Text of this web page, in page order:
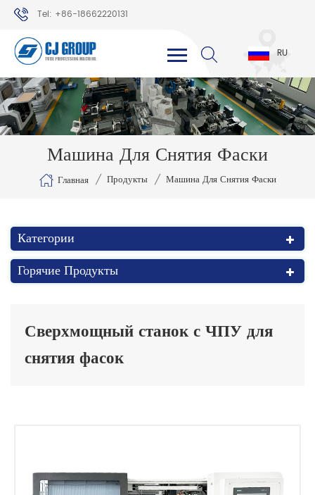
Tel: +86-18662220131
WhatsApp: +86-18662220131
RU
Машина Для Снятия Фаски
Главная / Продукты / Машина Для Снятия Фаски
Категории
Горячие Продукты
Сверхмощный станок с ЧПУ для
снятия фасок